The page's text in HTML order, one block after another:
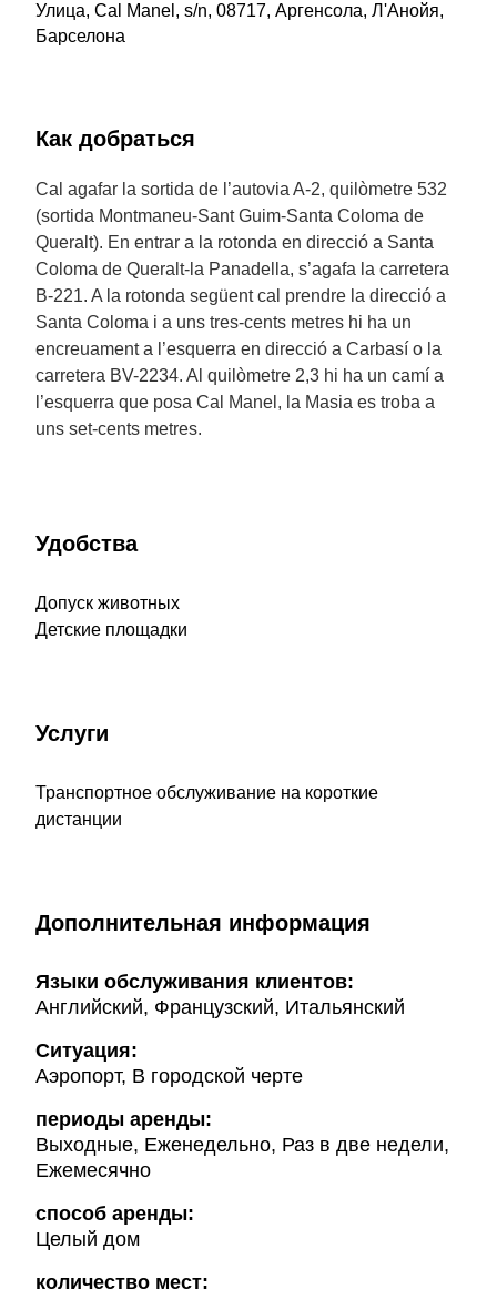
Улица, Cal Manel, s/n, 08717, Аргенсола, Л'Анойя,
Барселона
Как добраться
Cal agafar la sortida de l’autovia A-2, quilòmetre 532
(sortida Montmaneu-Sant Guim-Santa Coloma de
Queralt). En entrar a la rotonda en direcció a Santa
Coloma de Queralt-la Panadella, s’agafa la carretera
B-221. A la rotonda següent cal prendre la direcció a
Santa Coloma i a uns tres-cents metres hi ha un
encreuament a l’esquerra en direcció a Carbasí o la
carretera BV-2234. Al quilòmetre 2,3 hi ha un camí a
l’esquerra que posa Cal Manel, la Masia es troba a
uns set-cents metres.
Удобства
Допуск животных
Детские площадки
Услуги
Транспортное обслуживание на короткие
дистанции
Дополнительная информация
Языки обслуживания клиентов:
Английский, Французский, Итальянский
Ситуация:
Аэропорт, В городской черте
периоды аренды:
Выходные, Еженедельно, Раз в две недели,
Ежемесячно
способ аренды:
Целый дом
количество мест: